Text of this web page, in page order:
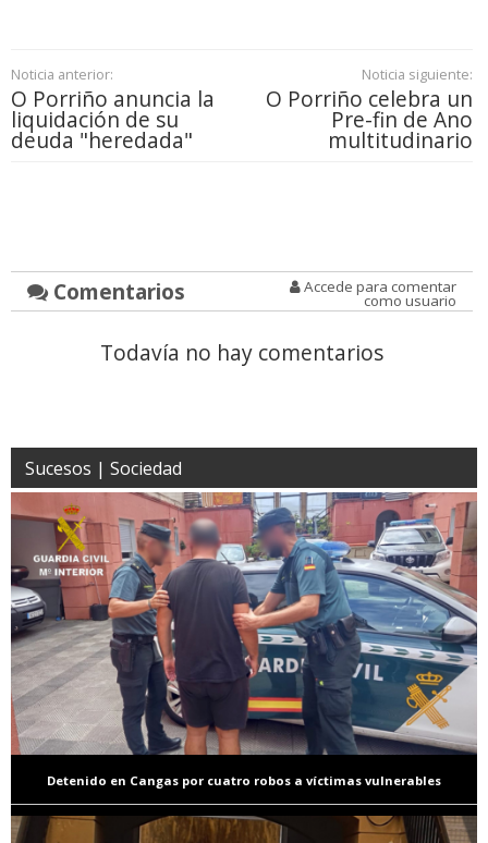
Noticia anterior:
O Porriño anuncia la
liquidación de su
deuda "heredada"
Noticia siguiente:
O Porriño celebra un
Pre-fin de Ano
multitudinario
Comentarios Accede para comentar
como usuario
Todavía no hay comentarios
Sucesos | Sociedad
Detenido en Cangas por cuatro robos a víctimas vulnerables